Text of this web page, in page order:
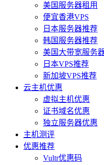
美国服务器租用
便宜香港VPS
日本服务器推荐
韩国服务器推荐
美国大带宽服务
日本VPS推荐
新加坡VPS推荐
云主机优惠
虚拟主机优惠
证书域名优惠
独立服务器优惠
主机测评
优惠推荐
Vultr优惠码